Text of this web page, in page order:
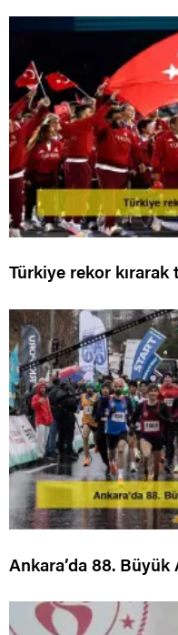
Türkiye rekor kırarak
Ankara’da 88. Büyük